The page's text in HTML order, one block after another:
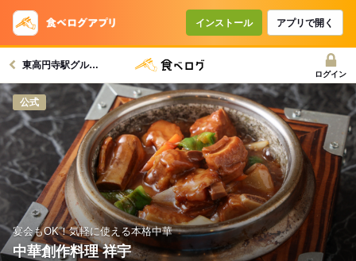
インストール アプリで開く
東高円寺駅グルメへ
ログイン
公式
宴会もOK！気軽に使える本格中華
中華創作料理 祥宇
コースで使えるクーポン
戻る
クーポンを利用せず予約する